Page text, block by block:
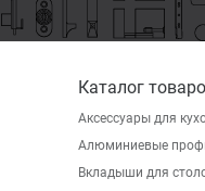
Каталог
Аксессуары для
Алюминиевые
Вкладыши для